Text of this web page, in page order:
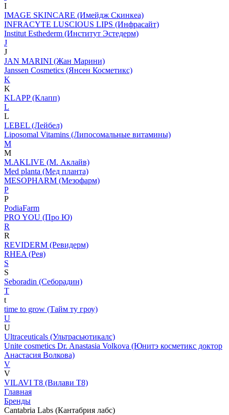
I
IMAGE SKINCARE (Имейдж Скинкеа)
INFRACYTE LUSCIOUS LIPS (Инфрасайт)
Institut Esthederm (Институт Эстедерм)
J
J
JAN MARINI (Жан Марини)
Janssen Cosmetics (Янсен Косметикс)
K
K
KLAPP (Клапп)
L
L
LEBEL (Лейбел)
Liposomal Vitamins (Липосомальные витамины)
M
M
M.AKLIVE (М. Аклайв)
Med planta (Мед планта)
MESOPHARM (Мезофарм)
P
P
PodiaFarm
PRO YOU (Про Ю)
R
R
REVIDERM (Ревидерм)
RHEA (Рея)
S
S
Seboradin (Себорадин)
T
t
time to grow (Тайм ту гроу)
U
U
Ultraceuticals (Ультрасьютикалс)
Unite cosmetics Dr. Anastasia Volkova (Юнитэ косметикс доктор
Анастасия Волкова)
V
V
VILAVI T8 (Вилави Т8)
Главная
Бренды
Cantabria Labs (Кантабрия лабс)